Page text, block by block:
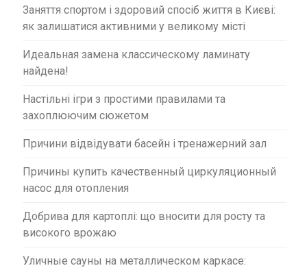
Заняття спортом і здоровий спосіб життя в Києві:
як залишатися активними у великому місті
Идеальная замена классическому ламинату
найдена!
Настільні ігри з простими правилами та
захоплюючим сюжетом
Причини відвідувати басейн і тренажерний зал
Причины купить качественный циркуляционный
насос для отопления
Добрива для картоплі: що вносити для росту та
високого врожаю
Уличные сауны на металлическом каркасе: